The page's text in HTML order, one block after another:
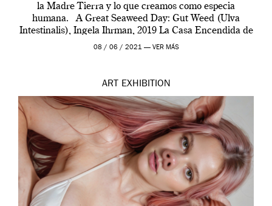
la Madre Tierra y lo que creamos como especia
humana. A Great Seaweed Day: Gut Weed (Ulva
Intestinalis), Ingela Ihrman, 2019 La Casa Encendida de
Madrid y la Wellcome […]
08 / 06 / 2021 — VER MÁS
ART EXHIBITION